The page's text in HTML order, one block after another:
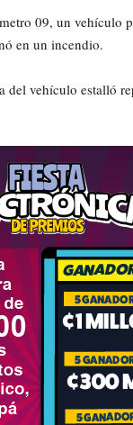
09, un vehículo
en un incendio.
vehículo estalló